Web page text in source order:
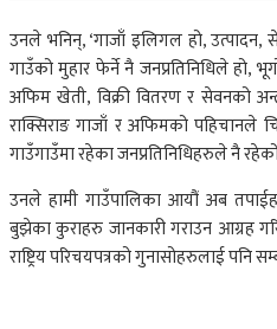
उनले भनिन्, ‘गाजाँ इलिगल हो, उत्पादन,
गाउँको मुहार फेर्ने नै जनप्रतिनिधिले हो,
अफिम खेती, विक्री वितरण र सेवनको
राक्सिराङ गाजाँ र अफिमको पहिचानले
गाउँगाउँमा रहेका जनप्रतिनिधिहरुले नै
उनले हामी गाउँपालिका आयौं अब
बुझेका कुराहरु जानकारी गराउन आग्रह
राष्ट्रिय परिचयपत्रको गुनासोहरुलाई पनि